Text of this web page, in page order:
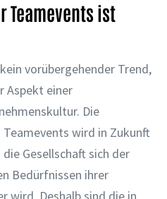
Teamevents ist
vorübergehender Trend,
Aspekt einer
Die
wird in Zukunft
Gesellschaft sich der
Bedürfnissen ihrer